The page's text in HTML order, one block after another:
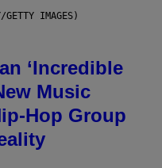
GETTY IMAGES)
‘Incredible
Music
Hop Group